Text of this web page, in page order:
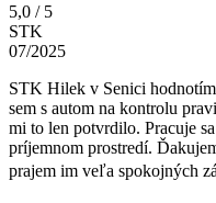
5,0 / 5
STK
07/2025
STK Hilek v Senici
sem s autom na kontrolu
mi to len potvrdilo. Pracuje
príjemnom prostredí.
prajem im veľa spokojných